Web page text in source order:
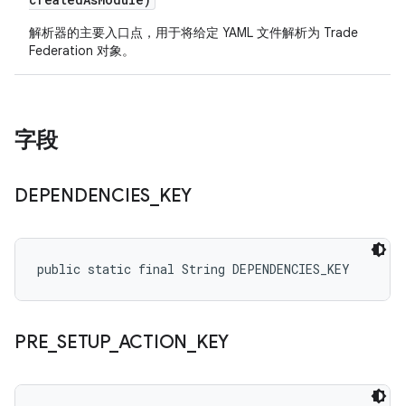
解析器的主要入口点，用于将给定 YAML 文件解析为 Trade
Federation 对象。
字段
DEPENDENCIES KEY
public static final String DEPENDENCIES_KEY
PRE SETUP_ ACTION KEY